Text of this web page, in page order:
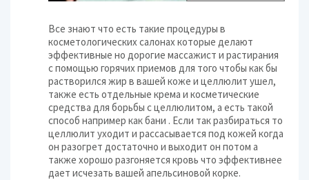
Все знают что есть такие процедуры в
косметологических салонах которые делают
эффективные но дорогие массажист и растирания
с помощью горячих приемов для того чтобы как бы
растворился жир в вашей коже и целлюлит ушел,
также есть отдельные крема и косметические
средства для борьбы с целлюлитом, а есть такой
способ например как бани . Если так разбираться то
целлюлит уходит и рассасывается под кожей когда
он разогрет достаточно и выходит он потом а
также хорошо разгоняется кровь что эффективнее
дает исчезать вашей апельсиновой корке.